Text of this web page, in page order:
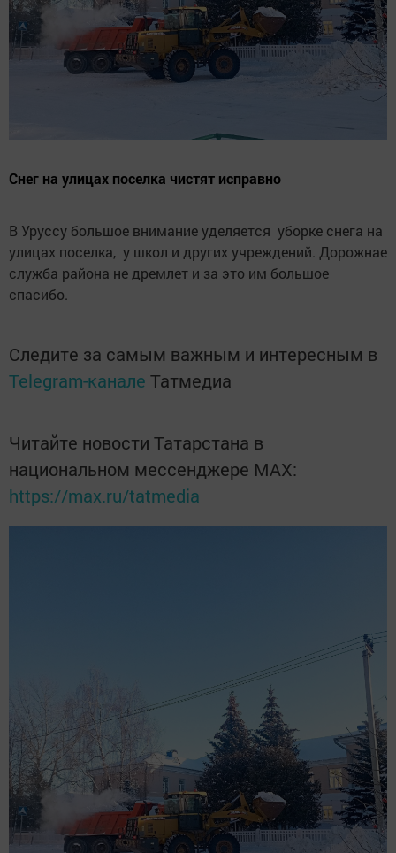
Снег на улицах поселка чистят исправно
В Уруссу большое внимание уделяется уборке снега на
улицах поселка, у школ и других учреждений. Дорожнае
служба района не дремлет и за это им большое
спасибо.
Следите за самым важным и интересным в
Telegram-канале Татмедиа
Читайте новости Татарстана в
национальном мессенджере MАХ:
https://max.ru/tatmedia